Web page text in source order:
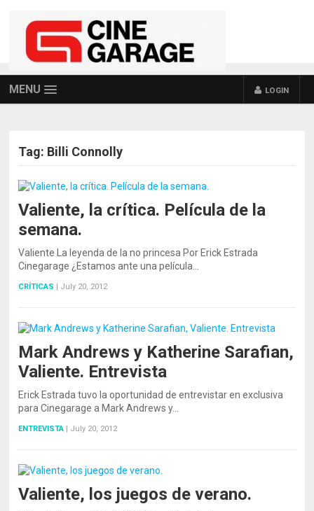
MENU LOGIN
Tag: Billi Connolly
Valiente, la crítica. Película de la
semana.
Valiente La leyenda de la no princesa Por Erick Estrada
Cinegarage ¿Estamos ante una película…
CRÍTICAS | July 20, 2012
Mark Andrews y Katherine Sarafian,
Valiente. Entrevista
Erick Estrada tuvo la oportunidad de entrevistar en exclusiva
para Cinegarage a Mark Andrews y…
ENTREVISTA | July 20, 2012
Valiente, los juegos de verano.